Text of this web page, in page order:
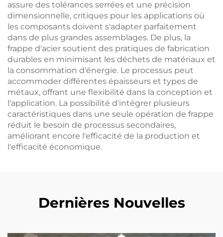
assure des tolérances serrées et une précision
dimensionnelle, critiques pour les applications où
les composants doivent s'adapter parfaitement
dans de plus grandes assemblages. De plus, la
frappe d'acier soutient des pratiques de fabrication
durables en minimisant les déchets de matériaux et
la consommation d'énergie. Le processus peut
accommoder différentes épaisseurs et types de
métaux, offrant une flexibilité dans la conception et
l'application. La possibilité d'intégrer plusieurs
caractéristiques dans une seule opération de frappe
réduit le besoin de processus secondaires,
améliorant encore l'efficacité de la production et
l'efficacité économique.
Dernières Nouvelles